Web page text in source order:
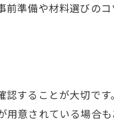
準備や材料選びのコ
することが大切です
意されている場合も